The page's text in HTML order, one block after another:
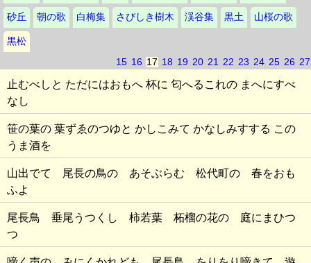
砂丘 朝の歌 白梅集 さびしき樹木 渓谷集 黒土 山桜の歌
黒松
15 16 17 18 19 20 21 22 23 24 25 26 27
止むべしと ただにはおもへ 杯に 匂へるこれの まへにすべ
なし
笹の葉の 葉ずゑのつゆと かしこみて かなしみすする この
うま酒を
山出でて 尾長の鳥の あそぶらむ 松代町の 春をおも
ふよ
尾長鳥 垂尾うつくし 柿若葉 柘榴の花の 庭にまひつ
つ